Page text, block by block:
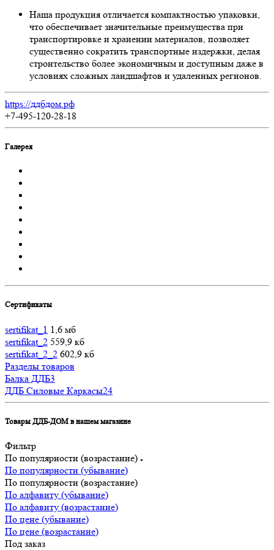
Наша продукция отличается компактностью упаковки,
что обеспечивает значительные преимущества при
транспортировке и хранении материалов, позволяет
существенно сократить транспортные издержки, делая
строительство более экономичным и доступным даже в
условиях сложных ландшафтов и удаленных регионов.
https://ддбдом.рф
+7-495-120-28-18
Галерея
Сертификаты
sertifikat_1 1,6 мб
sertifikat_2 559,9 кб
sertifikat_2_2 602,9 кб
Разделы товаров
Балка ДДБ3
ДДБ Силовые Каркасы24
Товары ДДБ-ДОМ в нашем магазине
Фильтр
По популярности (возрастание)
По популярности (убывание)
По популярности (возрастание)
По алфавиту (убывание)
По алфавиту (возрастание)
По цене (убывание)
По цене (возрастание)
Под заказ